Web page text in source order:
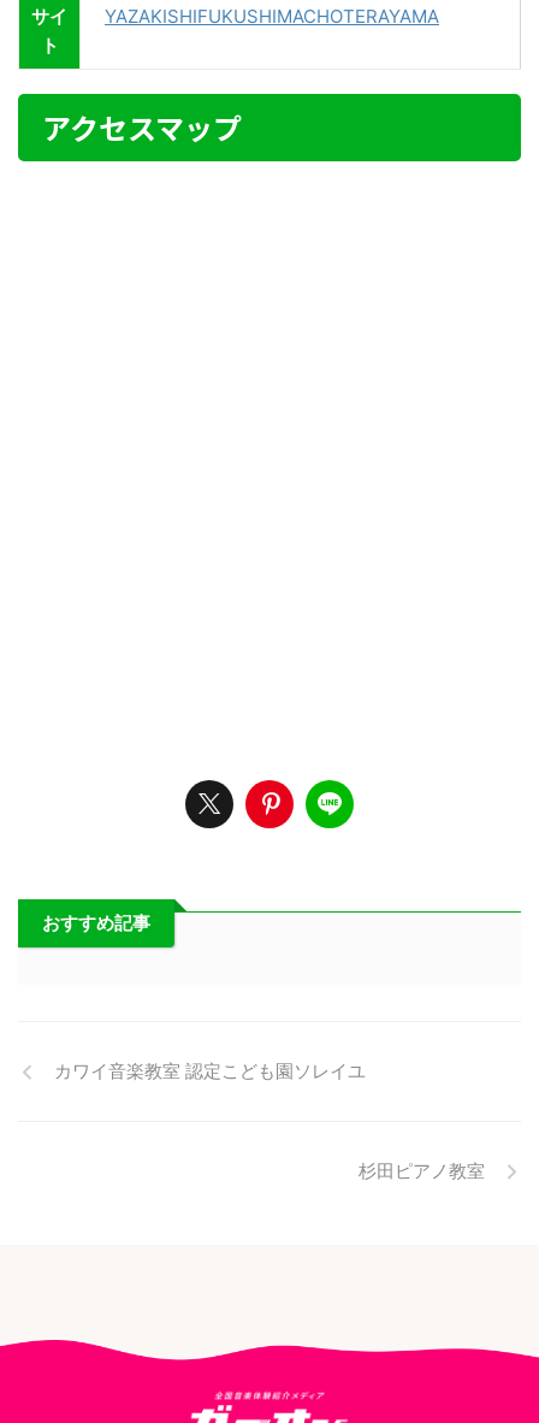
サイ
ト
YAZAKISHIFUKUSHIMACHOTERAYAMA
アクセスマップ
おすすめ記事
カワイ音楽教室 認定こども園ソレイユ
杉田ピアノ教室